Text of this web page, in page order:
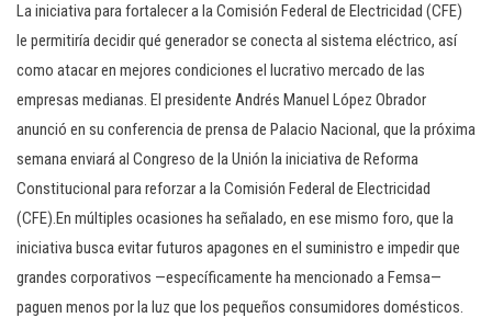
La iniciativa para fortalecer a la Comisión Federal de Electricidad (CFE)
le permitiría decidir qué generador se conecta al sistema eléctrico, así
como atacar en mejores condiciones el lucrativo mercado de las
empresas medianas. El presidente Andrés Manuel López Obrador
anunció en su conferencia de prensa de Palacio Nacional, que la próxima
semana enviará al Congreso de la Unión la iniciativa de Reforma
Constitucional para reforzar a la Comisión Federal de Electricidad
(CFE).En múltiples ocasiones ha señalado, en ese mismo foro, que la
iniciativa busca evitar futuros apagones en el suministro e impedir que
grandes corporativos —específicamente ha mencionado a Femsa—
paguen menos por la luz que los pequeños consumidores domésticos.